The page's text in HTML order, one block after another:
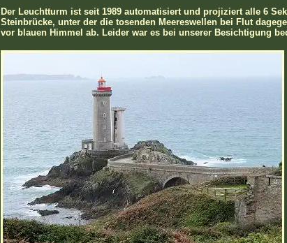
Der Leuchtturm ist seit 1989 automatisiert und projiziert alle 6
Steinbrücke, unter der die tosenden Meereswellen bei Flut
vor blauen Himmel ab. Leider war es bei unserer Besichtigung